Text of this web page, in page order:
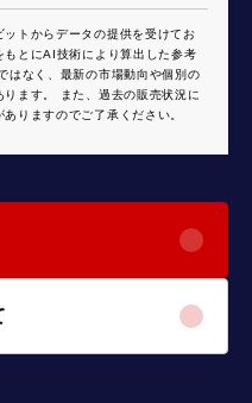
トからデータの提供を受けてお
もとにAI技術により算出した参考
はなく、最新の市場動向や個別の
ます。 また、過去の販売状況に
りますのでご了承ください。